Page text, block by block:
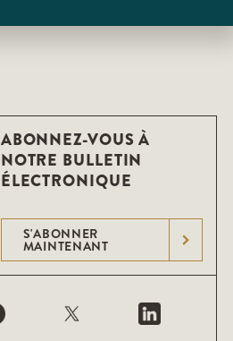
ABONNEZ-VOUS À
NOTRE BULLETIN
ÉLECTRONIQUE
S'ABONNER
MAINTENANT